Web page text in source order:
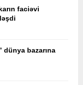
faciəvi
dünya bazarına